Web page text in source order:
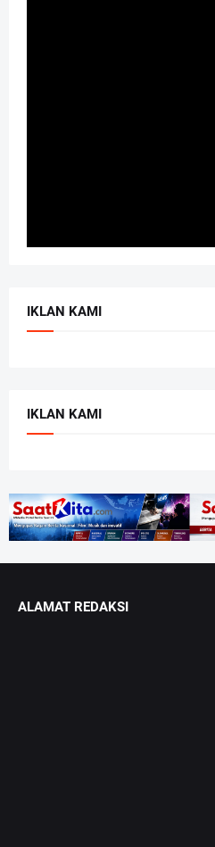
IKLAN KAMI
IKLAN KAMI
ALAMAT REDAKSI